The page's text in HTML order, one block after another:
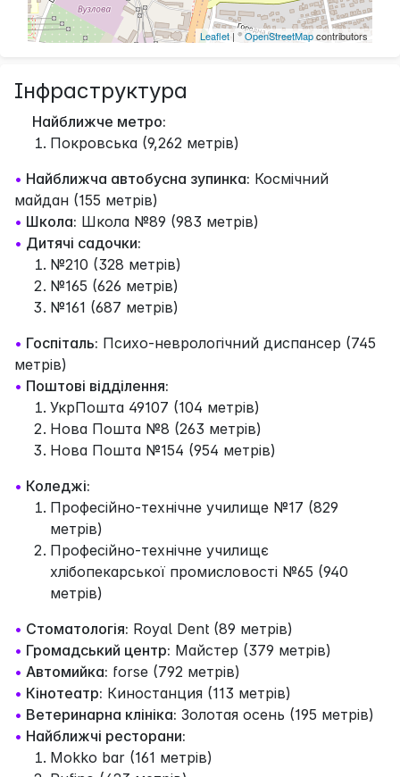
Leaflet | ©OpenStreetMapcontributors
Інфраструктура
Найближче метро:
Покровська (9,262 метрів)
• Найближча автобусна зупинка: Космічний
майдан (155 метрів)
• Школа: Школа №89 (983 метрів)
• Дитячі садочки:
№210 (328 метрів)
№165 (626 метрів)
№161 (687 метрів)
• Госпіталь: Психо-неврологічний диспансер (745
метрів)
• Поштові відділення:
УкрПошта 49107 (104 метрів)
Нова Пошта №8 (263 метрів)
Нова Пошта №154 (954 метрів)
• Коледжі:
Професійно-технічне училище №17 (829
метрів)
Професійно-технічне училищє
хлібопекарської промисловості №65 (940
метрів)
• Стоматологія: Royal Dent (89 метрів)
• Громадський центр: Майстер (379 метрів)
• Автомийка: forse (792 метрів)
• Кінотеатр: Киностанция (113 метрів)
• Ветеринарна клініка: Золотая осень (195 метрів)
• Найближчі ресторани:
Mokko bar (161 метрів)